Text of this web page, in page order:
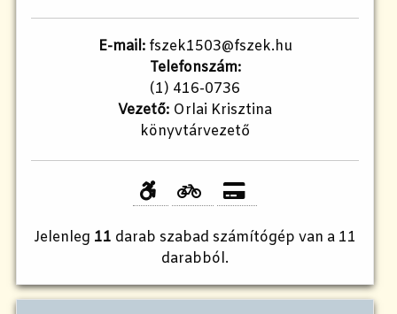
E-mail:fszek1503@fszek.hu
Telefonszám:
(1) 416-0736
Vezető: Orlai Krisztina
könyvtárvezető
Jelenleg 11 darab szabad számítógép van a 11
darabból.